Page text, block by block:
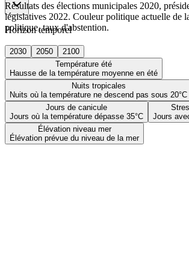
Horizon temporel
2030 2050
2100
Température été
Hausse de la température moyenne en été
Nuits tropicales
Nuits où la température ne descend pas sous 20°C
Jours de canicule
Jours où la température dépasse 35°C
Jours
Élévation niveau mer
Élévation prévue du niveau de la mer
Résultats des élections municipales 2020,
législatives 2022. Couleur politique actuelle de
politique, taux d'abstention.